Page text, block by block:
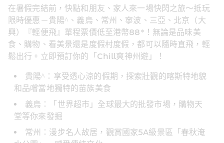
在暑假完結前，快點和朋友、家人來一場快閃之旅～抵玩
限時優惠－貴陽^、義烏、常州、寧波、三亞、北京（大
興）『輕便飛』單程票價低至港幣88*！無論是品味美
食、購物、看美景還是度假村度假，都可以隨時直飛，輕
鬆出行。立即預訂你的「Chill爽神州遊」！
貴陽^：享受透心涼的假期，探索壯觀的喀斯特地貌
和品嚐當地獨特的苗族美食
義烏：「世界超市」全球最大的批發市場，購物天
堂等你來發掘
常州：漫步名人故居，觀賞國家5A級景區「春秋淹